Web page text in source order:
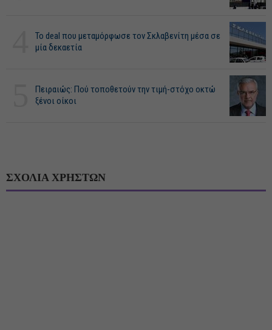
Το deal που μεταμόρφωσε τον Σκλαβενίτη μέσα σε
μία δεκαετία
Πειραιώς: Πού τοποθετούν την τιμή-στόχο οκτώ
ξένοι οίκοι
ΣΧΟΛΙΑ ΧΡΗΣΤΩΝ